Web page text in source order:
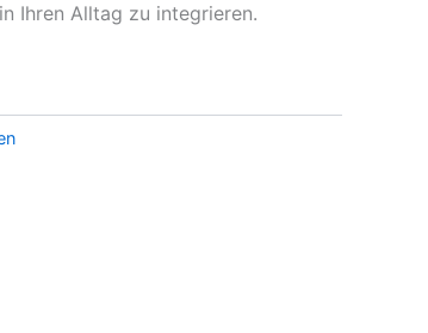
Ihren Alltag zu integrieren.